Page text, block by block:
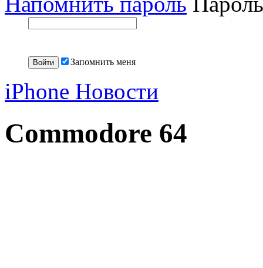
Запомнить меня
iPhone Новости
Commodore 64